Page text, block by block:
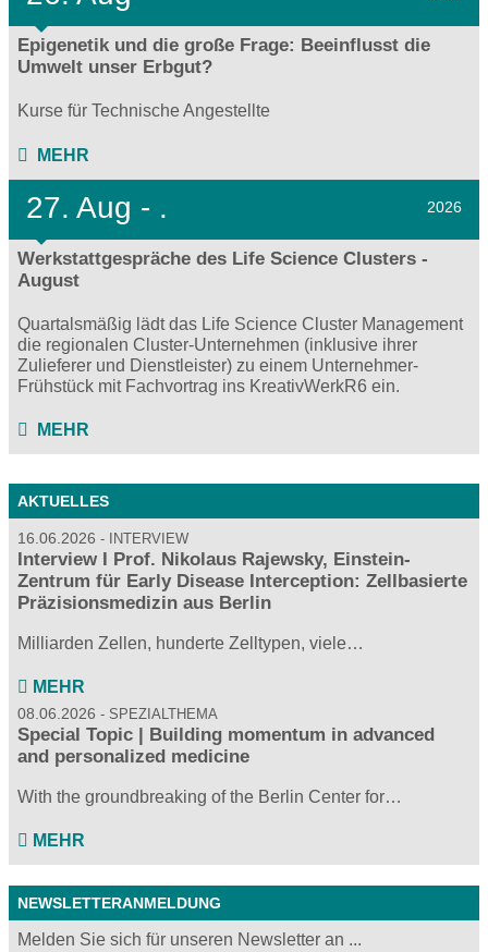
Epigenetik und die große Frage: Beeinflusst die
Umwelt unser Erbgut?
Kurse für Technische Angestellte
MEHR
27. Aug - . 2026
Werkstattgespräche des Life Science Clusters -
August
Quartalsmäßig lädt das Life Science Cluster Management
die regionalen Cluster-Unternehmen (inklusive ihrer
Zulieferer und Dienstleister) zu einem Unternehmer-
Frühstück mit Fachvortrag ins KreativWerkR6 ein.
MEHR
AKTUELLES
16.06.2026 INTERVIEW
Interview I Prof. Nikolaus Rajewsky, Einstein-
Zentrum für Early Disease Interception: Zellbasierte
Präzisionsmedizin aus Berlin
Milliarden Zellen, hunderte Zelltypen, viele…
MEHR
08.06.2026 SPEZIALTHEMA
Special Topic | Building momentum in advanced
and personalized medicine
With the groundbreaking of the Berlin Center for…
MEHR
NEWSLETTERANMELDUNG
Melden Sie sich für unseren Newsletter an ...